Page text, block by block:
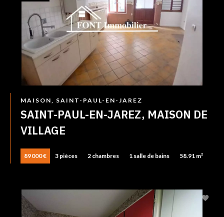
MAISON, SAINT-PAUL-EN-JAREZ
SAINT-PAUL-EN-JAREZ, MAISON DE
VILLAGE
89 000 € 3 pièces 2 chambres 1 salle de bains 58.91 m²